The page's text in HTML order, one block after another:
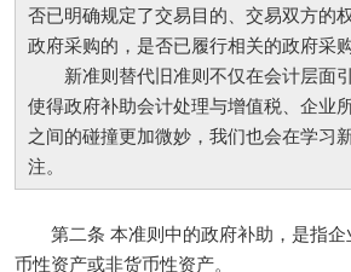
否已明确规定了交易目的、交易双方的
政府采购的，是否已履行相关的政府采
新准则替代旧准则不仅在会计层面
使得政府补助会计处理与增值税、企业
之间的碰撞更加微妙，我们也会在学习
注。
第二条 本准则中的政府补助，是指企
币性资产或非货币性资产。